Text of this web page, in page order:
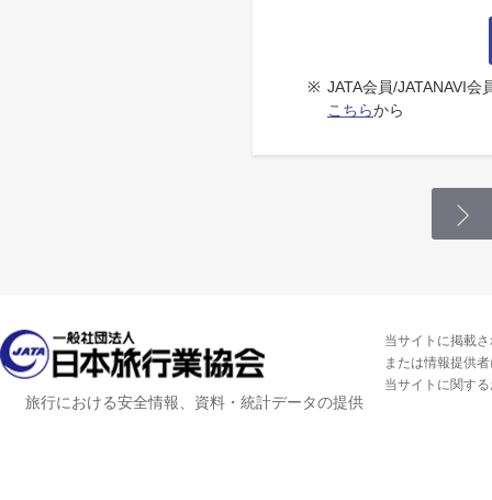
※ JATA会員/JATANAVI
こちらから
旅行における安全情報、資料・統計データの提供
当サイトに掲載
または情報提供
当サイトに関す